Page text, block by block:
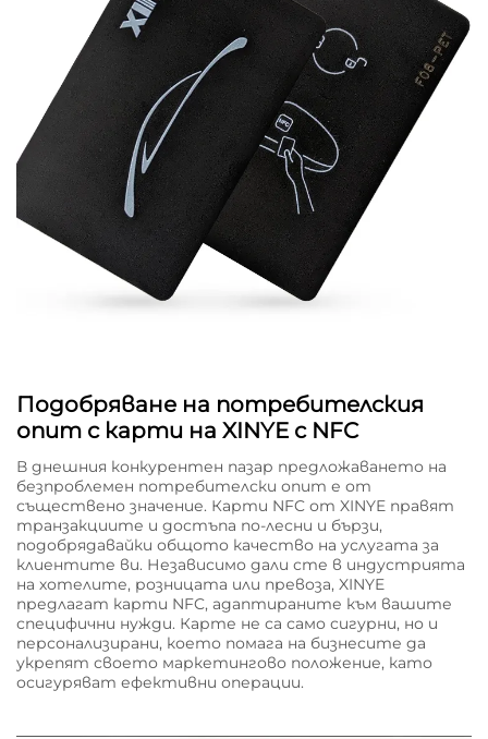
Подобряване на потребителския
опит с карти на XINYE с NFC
В днешния конкурентен пазар предложаването на
безпроблемен потребителски опит е от
съществено значение. Карти NFC от XINYE правят
транзакциите и достъпа по-лесни и бързи,
подобрядавайки общото качество на услугата за
клиентите ви. Независимо дали сте в индустрията
на хотелите, розницата или превоза, XINYE
предлагат карти NFC, адаптираните към вашите
специфични нужди. Карте не са само сигурни, но и
персонализирани, което помага на бизнесите да
укрепят своето маркетингово положение, като
осигуряват ефективни операции.